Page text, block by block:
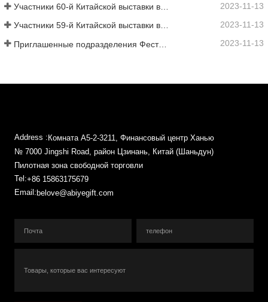
2023-11-13
Участники 59-й Китайской выставки высшего образования 2023-11-13
Приглашенные подразделения Фестиваля культуры и искусств Китая на берегу Байкала 2023-11-13
Address : Комната A5-2-3211, Финансовый центр Ханью
№ 7000 Jingshi Road, район Цзинань, Китай (Шаньдун)
Пилотная зона свободной торговли
Tel:+86 15863175679
Email:belove@abiyegift.com